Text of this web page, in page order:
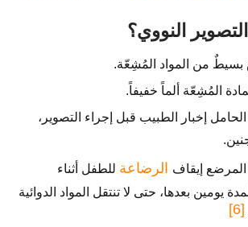
النووي؟
إخبار الطبيب قبل إجراء التصوير،
الرضاعة للطفل أثناء
يومين بعدها، حتى لا تنتقل المواد الدوائية
[6]